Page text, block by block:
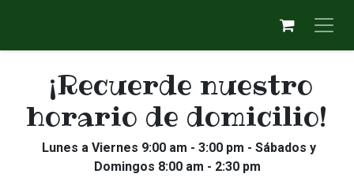
¡Recuerde nuestro
horario de domicilio!
Lunes a Viernes 9:00 am - 3:00 pm - Sábados y
Domingos 8:00 am - 2:30 pm